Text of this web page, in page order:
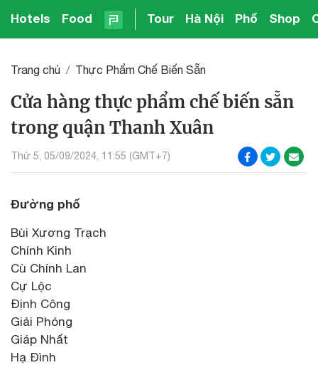
Hotels Food Tour Hà Nội Phố Shop
Trang chủ Thực Phẩm Chế Biến Sẵn
Cửa hàng thực phẩm chế biến sẵn
trong quận Thanh Xuân
Thứ 5, 05/09/2024, 11:55 (GMT+7)
Đường phố
Bùi Xương Trạch
Chính Kinh
Cù Chính Lan
Cự Lộc
Định Công
Giải Phóng
Giáp Nhất
Hạ Đình